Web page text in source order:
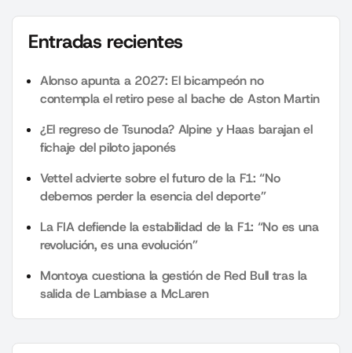
Entradas recientes
Alonso apunta a 2027: El bicampeón no
contempla el retiro pese al bache de Aston Martin
¿El regreso de Tsunoda? Alpine y Haas barajan el
fichaje del piloto japonés
Vettel advierte sobre el futuro de la F1: “No
debemos perder la esencia del deporte”
La FIA defiende la estabilidad de la F1: “No es una
revolución, es una evolución”
Montoya cuestiona la gestión de Red Bull tras la
salida de Lambiase a McLaren